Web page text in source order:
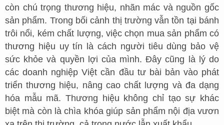
còn chú trọng thương hiệu, nhãn mác và nguồn gốc
sản phẩm. Trong bối cảnh thị trường vẫn tồn tại bánh
trôi nổi, kém chất lượng, việc chọn mua sản phẩm có
thương hiệu uy tín là cách người tiêu dùng bảo vệ
sức khỏe và quyền lợi của mình. Đây cũng là lý do
các doanh nghiệp Việt cần đầu tư bài bản vào phát
triển thương hiệu, nâng cao chất lượng và đa dạng
hóa mẫu mã. Thương hiệu không chỉ tạo sự khác
biệt mà còn là chìa khóa giúp sản phẩm nội địa vươn